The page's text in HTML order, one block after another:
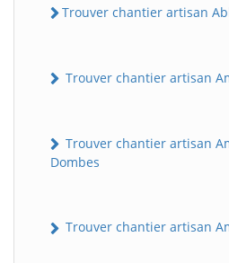
Trouver chantier artisan
Trouver chantier artisan
Trouver chantier artisan
Dombes
Trouver chantier artisan